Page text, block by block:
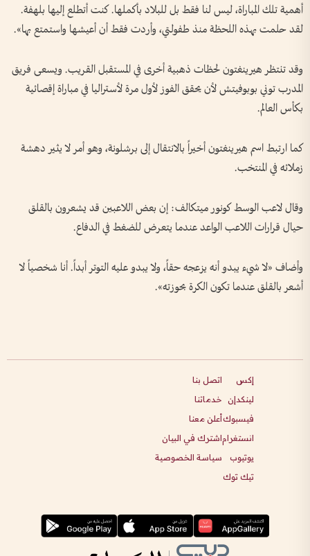
أهمية تلك المباراة، ليس لنا فقط بل ⁠للبلاد بأكملها. كنت أتطلع إليها بلهفة.
لقد حلمت بهذه اللحظة منذ طفولتي، وأردت فقط أن أعيشها واستمتع بها».
وقد تنتظر هيرينغتون لحظات ذهبية أخرى في المستقبل القريب. ويسعى فريق
المدرب توني بوبوفيتش لأن يحقق الفوز لأول مرة لأستراليا في مباراة إقصائية
بكأس العالم.
كما ارتبط اسم هيرينغتون أخيراً بالانتقال إلى برشلونة، وهو أمر لا يثير دهشة
زملائه في المنتخب.
وقال ​لاعب الوسط كونور ميتكالف: إن بعض اللاعبين قد يشعرون بالقلق
حيال قرارات اللاعب الواعد عندما يتعرض للضغط في الدفاع.
وأضاف «لا شيء يبدو أنه يزعجه حقاً، ولا يبدو عليه التوتر أبداً. أنا شخصياً لا ​
أشعر بالقلق عندما تكون الكرة بحوزته».
إكس
لينكدإن
فيسبوك
انستغرام
يوتيوب
تيك توك
اتصل بنا
خدماتنا
أعلن معنا
اشترك في البيان
سياسة الخصوصية